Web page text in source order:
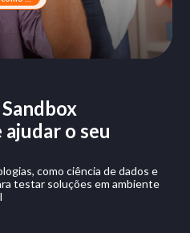
o seu
como ciência de dados e
testar soluções em ambiente